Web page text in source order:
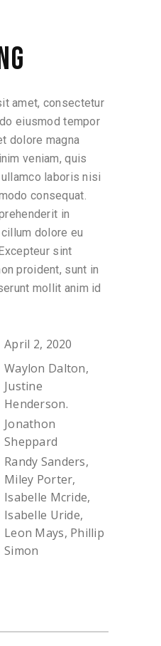
amet, consectetur
eiusmod tempor
dolore magna
veniam, quis
laboris nisi
consequat.
in
dolore eu
sint
proident, sunt in
mollit anim id
April 2, 2020
Waylon Dalton,
Justine
Henderson.
Jonathon
Sheppard
Randy Sanders,
Miley Porter,
Isabelle Mcride,
Isabelle Uride,
Leon Mays, Phillip
Simon